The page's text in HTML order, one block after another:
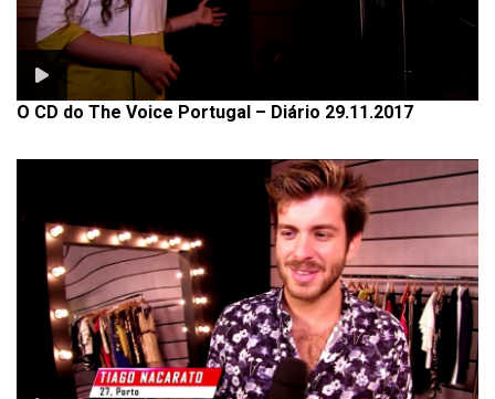
O CD do The Voice Portugal – Diário 29.11.2017